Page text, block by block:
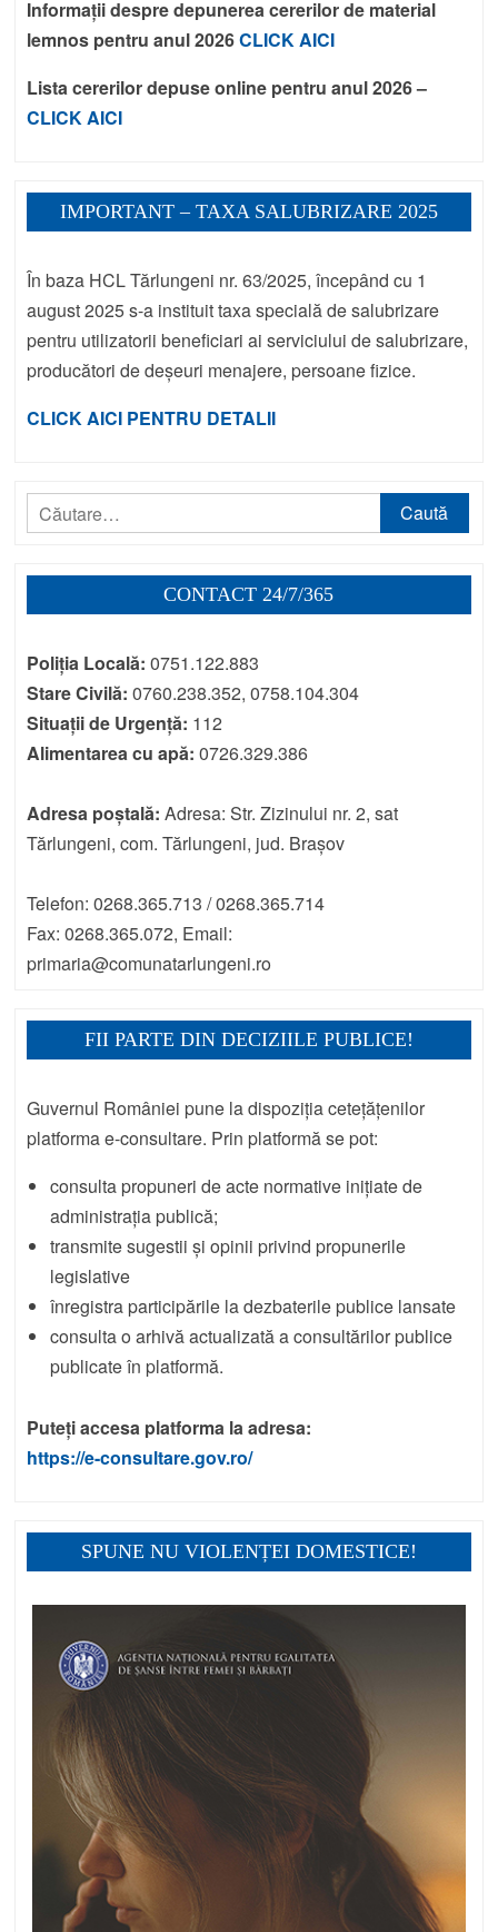
Informații despre depunerea cererilor de material
lemnos pentru anul 2026CLICK AICI
Lista cererilor depuse online pentru anul 2026 –
CLICK AICI
IMPORTANT – TAXA SALUBRIZARE 2025
În baza HCL Tărlungeni nr. 63/2025, începând cu 1
august 2025 s-a instituit taxa specială de salubrizare
pentru utilizatorii beneficiari ai serviciului de salubrizare,
producători de deșeuri menajere, persoane fizice.
CLICK AICI PENTRU DETALII
Caută
după:
CONTACT 24/7/365
Poliția Locală: 0751.122.883
Stare Civilă: 0760.238.352, 0758.104.304
Situații de Urgență: 112
Alimentarea cu apă: 0726.329.386
Adresa poștală: Adresa: Str. Zizinului nr. 2, sat
Tărlungeni, com. Tărlungeni, jud. Brașov
Telefon: 0268.365.713 / 0268.365.714
Fax: 0268.365.072, Email:
primaria@comunatarlungeni.ro
FII PARTE DIN DECIZIILE PUBLICE!
Guvernul României pune la dispoziția cetețățenilor
platforma e-consultare. Prin platformă se pot:
consulta propuneri de acte normative inițiate de
administrația publică;
transmite sugestii și opinii privind propunerile
legislative
înregistra participările la dezbaterile publice lansate
consulta o arhivă actualizată a consultărilor publice
publicate în platformă.
Puteți accesa platforma la adresa:
https://e-consultare.gov.ro/
SPUNE NU VIOLENȚEI DOMESTICE!